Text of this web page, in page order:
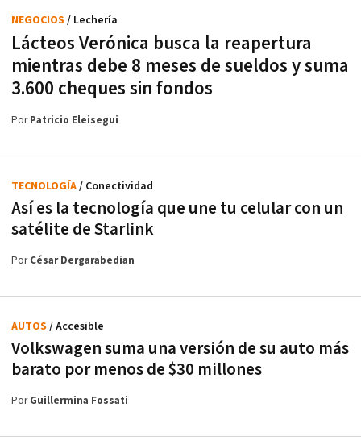
Lácteos Verónica busca la reapertura
mientras debe 8 meses de sueldos y suma
3.600 cheques sin fondos
NEGOCIOS / Lechería
PorPatricio Eleisegui
Así es la tecnología que une tu celular con un
satélite de Starlink
TECNOLOGÍA/ Conectividad
PorCésar Dergarabedian
Volkswagen suma una versión de su auto más
barato por menos de $30 millones
AUTOS / Accesible
PorGuillermina Fossati